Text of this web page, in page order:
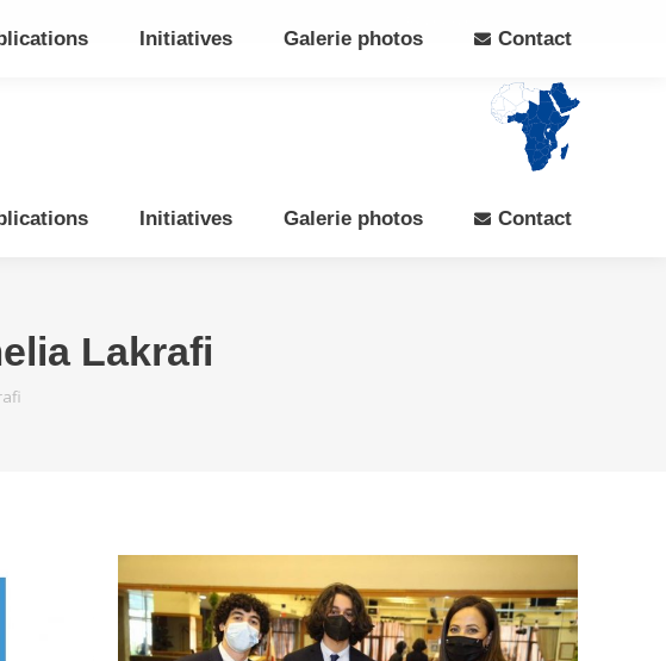
Facebook
opens
in
new
X
opens
in
new
Initiatives Galerie photos Contact
Lakrafi
Initiatives Galerie photos Contact